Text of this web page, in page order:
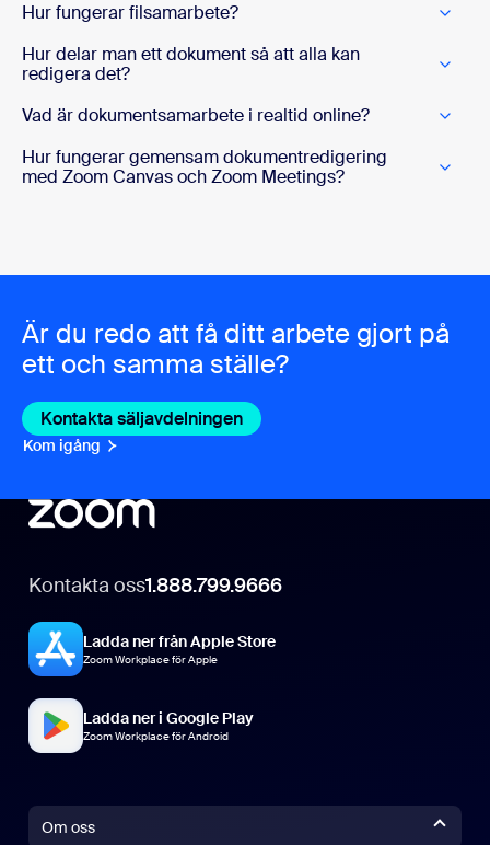
Hur fungerar filsamarbete?
Hur delar man ett dokument så att alla kan
redigera det?
Vad är dokumentsamarbete i realtid online?
Hur fungerar gemensam dokumentredigering
med Zoom Canvas och Zoom Meetings?
Är du redo att få ditt arbete gjort på
ett och samma ställe?
Kontakta säljavdelningen Kontakta säljavdelningen
Kom igång Kom igång
Kontakta oss1.888.799.9666
Ladda ner från Apple Store
Zoom Workplace för Apple
Ladda ner i Google Play
Zoom Workplace för Android
Om oss